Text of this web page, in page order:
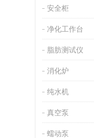
安全柜
净化工作台
脂肪测试仪
消化炉
纯水机
真空泵
蠕动泵